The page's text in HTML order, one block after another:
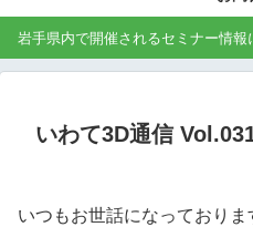
岩手県内で開催されるセミナー情
いわて3D通信
いつもお世話になっておりま